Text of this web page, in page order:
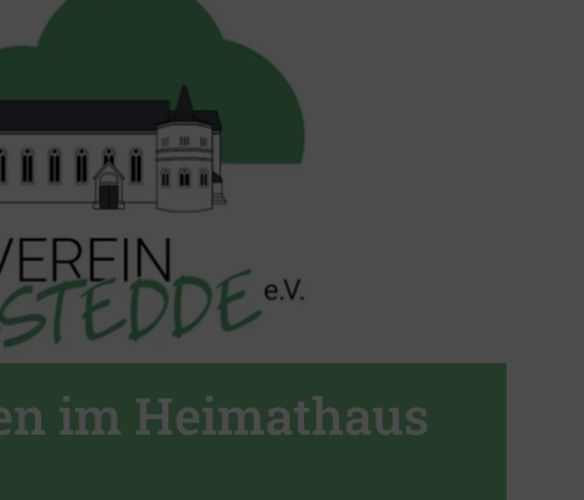
im Heimathaus